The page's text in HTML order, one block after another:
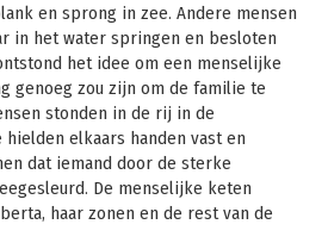
en sprong in zee. Andere mensen
in het water springen en besloten
het idee om een ​​menselijke
genoeg zou zijn om de familie te
stonden in de rij in de
hielden elkaars handen vast en
dat iemand door de sterke
De menselijke keten
haar zonen en de rest van de